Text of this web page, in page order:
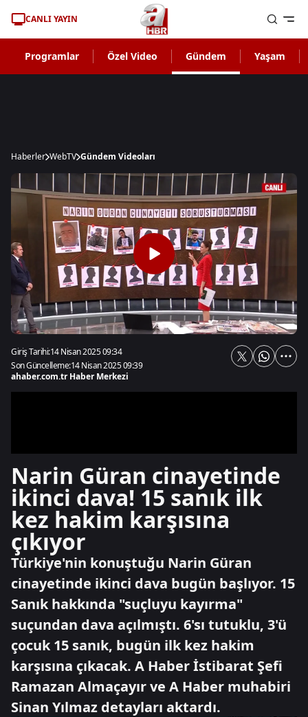
CANLI YAYIN
Programlar Özel Video Gündem Yaşam
Haberler WebTV Gündem Videoları
Giriş Tarihi:14 Nisan 2025 09:34
Son Güncelleme:14 Nisan 2025 09:39
ahaber.com.tr Haber Merkezi
Narin Güran cinayetinde
ikinci dava! 15 sanık ilk
kez hakim karşısına
çıkıyor
Türkiye'nin konuştuğu Narin Güran
cinayetinde ikinci dava bugün başlıyor. 15
Sanık hakkında "suçluyu kayırma"
suçundan dava açılmıştı. 6'sı tutuklu, 3'ü
çocuk 15 sanık, bugün ilk kez hakim
karşısına çıkacak. A Haber İstibarat Şefi
Ramazan Almaçayır ve A Haber muhabiri
Sinan Yılmaz detayları aktardı.